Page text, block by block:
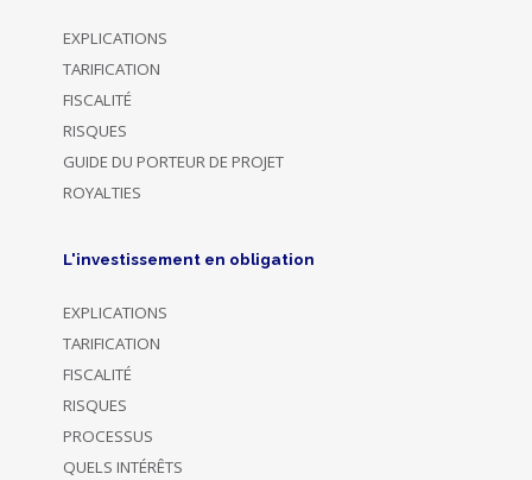
EXPLICATIONS
TARIFICATION
FISCALITÉ
RISQUES
GUIDE DU PORTEUR DE PROJET
ROYALTIES
L'investissement en obligation
EXPLICATIONS
TARIFICATION
FISCALITÉ
RISQUES
PROCESSUS
QUELS INTÉRÊTS